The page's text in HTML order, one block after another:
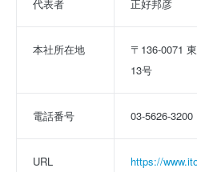
代表者 正好邦彦
本社所在地
〒136-0071
13号
電話番号 03-5626-3200
URL https://